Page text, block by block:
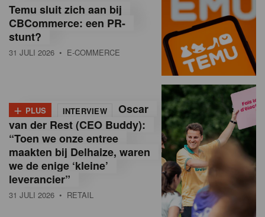
o
n
d
a
M
a
g
a
Temu sluit zich aan bij
CBCommerce: een PR-
stunt?
31 JULI 2026 • E-COMMERCE
+ PLUS INTERVIEW
Oscar
van der Rest (CEO Buddy):
“Toen we onze entree
maakten bij Delhaize, waren
we de enige ‘kleine’
leverancier”
31 JULI 2026 • RETAIL